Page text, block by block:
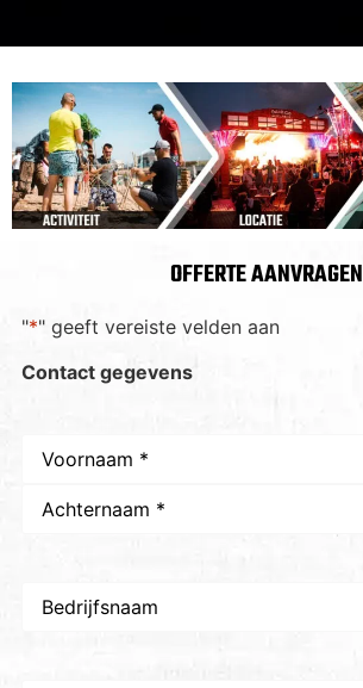
OFFERTE AANVRAGEN
"*" geeft vereiste velden aan
Contact gegevens
Naam